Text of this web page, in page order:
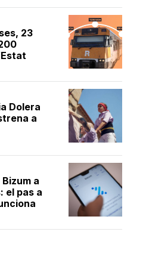
23
Dolera
a
a
el pas a